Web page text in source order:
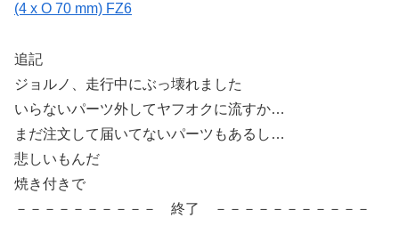
(4 x O 70 mm) FZ6
追記
ジョルノ、走行中にぶっ壊れました
いらないパーツ外してヤフオクに流すか…
まだ注文して届いてないパーツもあるし…
悲しいもんだ
焼き付きで
－－－－－－－－－－ 終了 －－－－－－－－－－－